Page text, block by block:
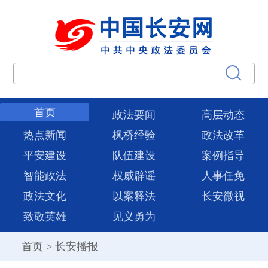
首页 政法要闻
高层动态
热点新闻
枫桥经验
政法改革
平安建设
队伍建设
案例指导
智能政法
权威辟谣
人事任免
政法文化
以案释法
长安微视
致敬英雄
见义勇为
首页 > 长安播报